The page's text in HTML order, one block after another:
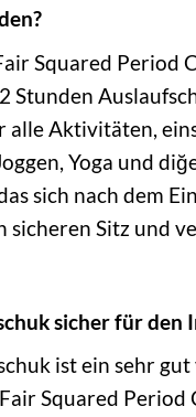
Squared Period
Stunden
alle Aktivitäten,
Yoga und
sich nach dem
sicheren Sitz und
sicher für den
ist ein sehr
Squared Period